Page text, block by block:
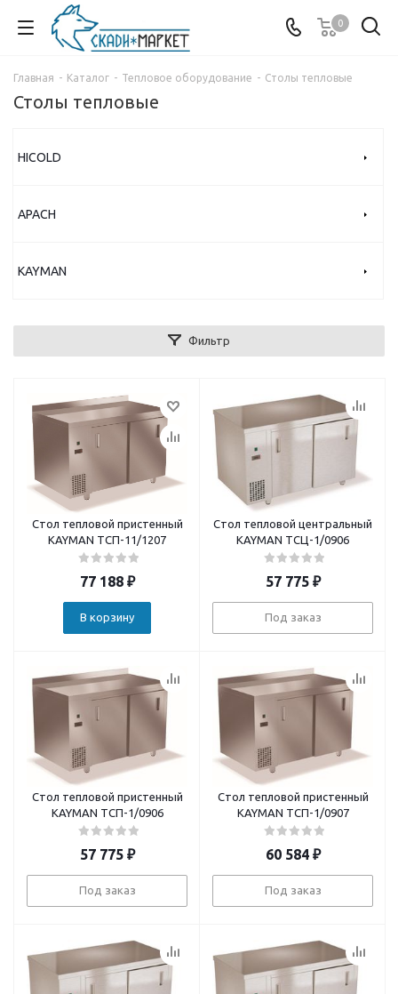
0
Главная - Каталог - Тепловое оборудование - Столы тепловые
Столы тепловые
HICOLD
APACH
KAYMAN
Фильтр
Стол тепловой пристенный
KAYMAN ТСП-11/1207
77 188₽
В корзину
Стол тепловой центральный
KAYMAN ТСЦ-1/0906
57 775₽
Под заказ
Стол тепловой пристенный
KAYMAN ТСП-1/0906
57 775₽
Под заказ
Стол тепловой пристенный
KAYMAN ТСП-1/0907
60 584₽
Под заказ